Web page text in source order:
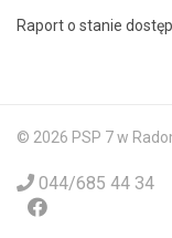
Raport o stanie
© 2026 PSP 7 w
044/685 44 34